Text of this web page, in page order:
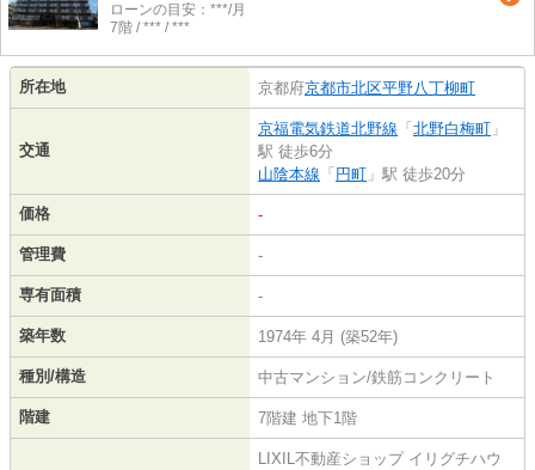
ローンの目安：***/月
7階 / *** / ***
所在地 京都府京都市北区平野八丁柳町
交通
京福電気鉄道北野線 「 北野白梅町 」
駅 徒歩6分
山陰本線 「 円町 」駅 徒歩20分
価格 -
管理費 -
専有面積 -
築年数 1974年 4月 (築52年)
種別/構造 中古マンション/鉄筋コンクリート
階建 7階建 地下1階
LIXIL不動産ショップ イリグチハウ